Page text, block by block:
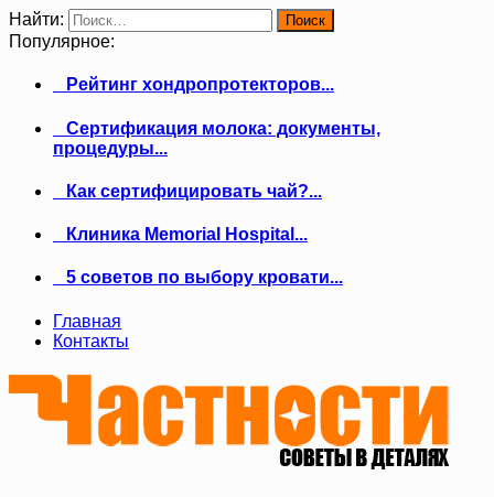
Найти:
Популярное:
Рейтинг хондропротекторов...
Сертификация молока: документы,
процедуры...
Как сертифицировать чай?...
Клиника Memorial Hospital...
5 советов по выбору кровати...
Главная
Контакты